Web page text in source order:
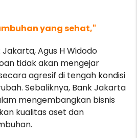
yang sehat,"
Agus H Widodo
tidak akan mengejar
agresif di tengah kondisi
Sebaliknya, Bank Jakarta
mengembangkan bisnis
kualitas aset dan